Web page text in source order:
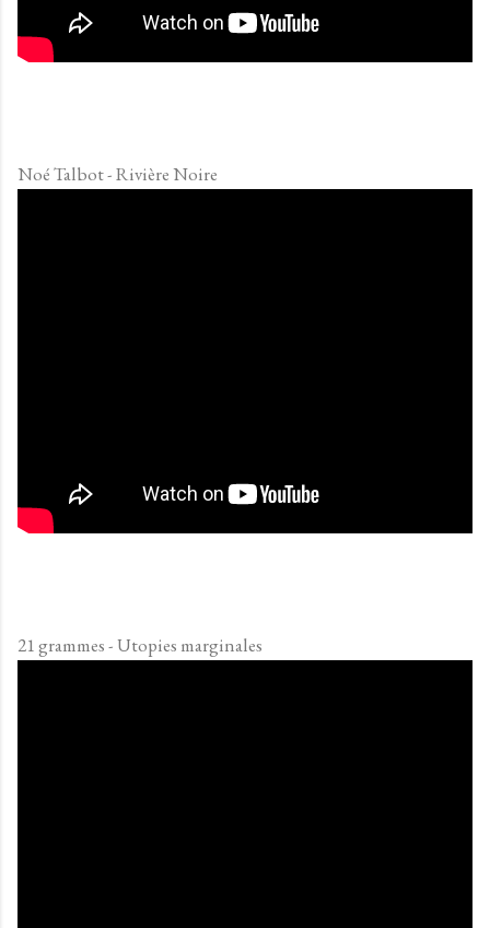
Noé Talbot - Rivière Noire
21 grammes - Utopies marginales